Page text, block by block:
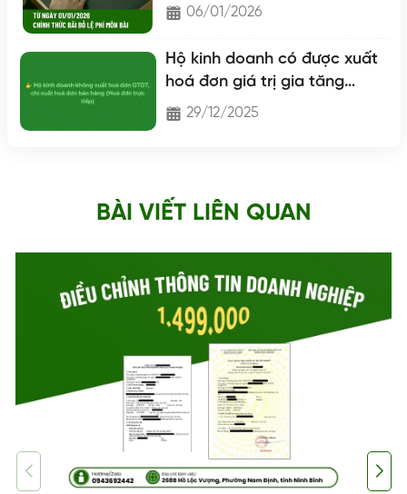
06/01/2026
Hộ kinh doanh có được xuất
hoá đơn giá trị gia tăng
không?
29/12/2025
BÀI VIẾT LIÊN QUAN